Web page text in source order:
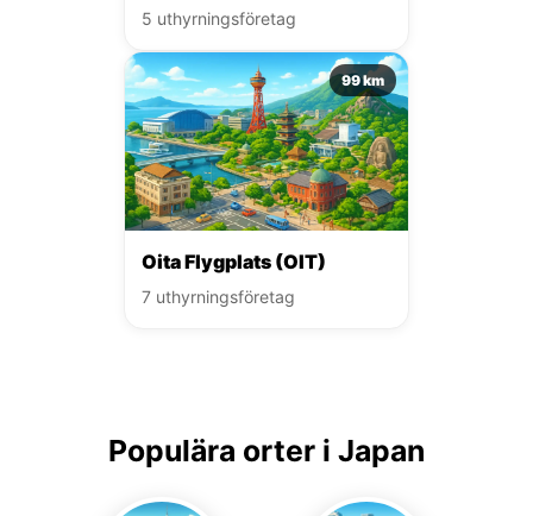
5 uthyrningsföretag
99 km
Oita Flygplats (OIT)
7 uthyrningsföretag
Populära orter i Japan